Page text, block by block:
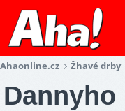
Ahaonline.cz Žhavé drby